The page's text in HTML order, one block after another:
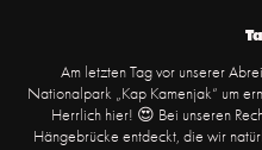
Am letzten Tag vor unserer
Nationalpark „Kap Kamenjak“ um
Herrlich hier! 😍 Bei unseren
Hängebrücke entdeckt, die wir